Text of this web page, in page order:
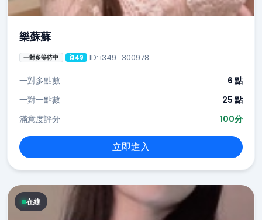
樂蘇蘇
一對多等待中 i349 ID: i349_300978
一對多點數
6 點
一對一點數
25 點
滿意度評分
100分
立即進入
在線